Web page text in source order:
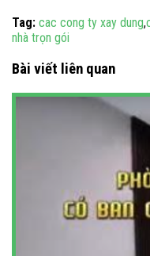
Tag: cac cong ty xay dung,
nhà trọn gói
Bài viết liên quan